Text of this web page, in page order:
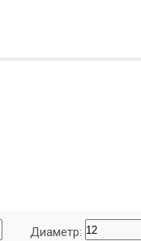
Диаметр: